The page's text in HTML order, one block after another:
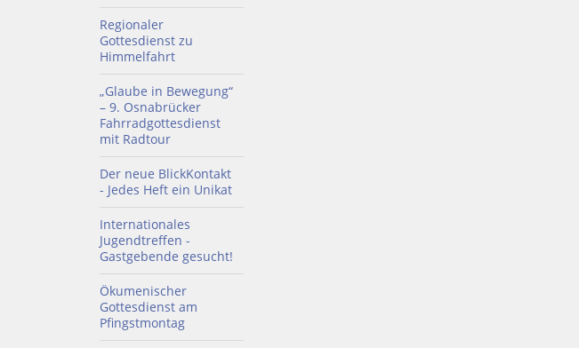
Regionaler
Gottesdienst zu
Himmelfahrt
„Glaube in Bewegung“
– 9. Osnabrücker
Fahrradgottesdienst
mit Radtour
Der neue BlickKontakt
- Jedes Heft ein Unikat
Internationales
Jugendtreffen -
Gastgebende gesucht!
Ökumenischer
Gottesdienst am
Pfingstmontag